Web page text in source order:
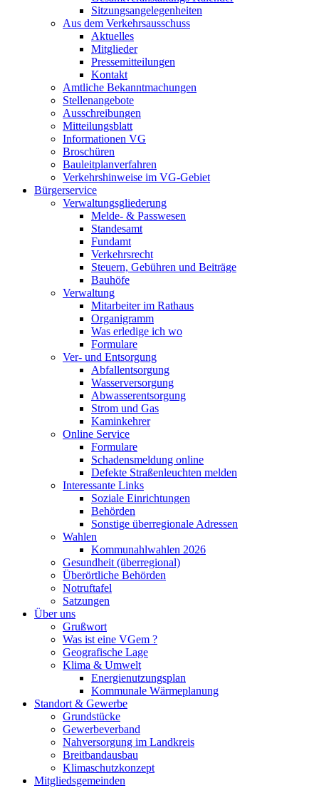
Sitzungsangelegenheiten
Aus dem Verkehrsausschuss
Aktuelles
Mitglieder
Pressemitteilungen
Kontakt
Amtliche Bekanntmachungen
Stellenangebote
Ausschreibungen
Mitteilungsblatt
Informationen VG
Broschüren
Bauleitplanverfahren
Verkehrshinweise im VG-Gebiet
Bürgerservice
Verwaltungsgliederung
Melde- & Passwesen
Standesamt
Fundamt
Verkehrsrecht
Steuern, Gebühren und Beiträge
Bauhöfe
Verwaltung
Mitarbeiter im Rathaus
Organigramm
Was erledige ich wo
Formulare
Ver- und Entsorgung
Abfallentsorgung
Wasserversorgung
Abwasserentsorgung
Strom und Gas
Kaminkehrer
Online Service
Formulare
Schadensmeldung online
Defekte Straßenleuchten melden
Interessante Links
Soziale Einrichtungen
Behörden
Sonstige überregionale Adressen
Wahlen
Kommunahlwahlen 2026
Gesundheit (überregional)
Überörtliche Behörden
Notruftafel
Satzungen
Über uns
Grußwort
Was ist eine VGem ?
Geografische Lage
Klima & Umwelt
Energienutzungsplan
Kommunale Wärmeplanung
Standort & Gewerbe
Grundstücke
Gewerbeverband
Nahversorgung im Landkreis
Breitbandausbau
Klimaschutzkonzept
Mitgliedsgemeinden